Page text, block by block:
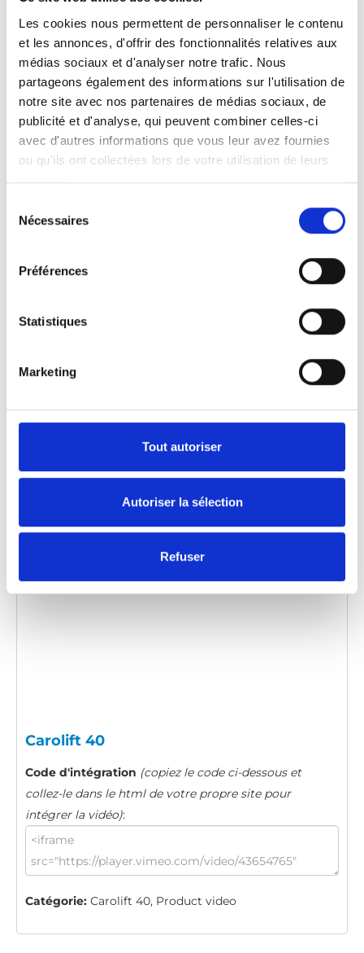
Les cookies nous permettent de personnaliser le contenu
et les annonces, d'offrir des fonctionnalités relatives aux
médias sociaux et d'analyser notre trafic. Nous
partageons également des informations sur l'utilisation de
notre site avec nos partenaires de médias sociaux, de
publicité et d'analyse, qui peuvent combiner celles-ci
avec d'autres informations que vous leur avez fournies
ou qu'ils ont collectées lors de votre utilisation de leurs
services.
Nécessaires
Préférences
Statistiques
Marketing
Tout autoriser
Autoriser la sélection
Refuser
Langue de la vidéo:English
Catégorie:Turny Evo, Turny Evo (generation 1),
Product video
Autoriseztous les cookies à regarder cette
vidéo.
Carony Classic
Code d'intégration
(copiez le code ci-dessous et
intégrer la vidéo):
vidéo.
Carolift 40
Code d'intégration (copiez le code ci-dessous et
collez-le dans le html de votre propre site pour
intégrer la vidéo):
Catégorie: Carolift 40, Product video